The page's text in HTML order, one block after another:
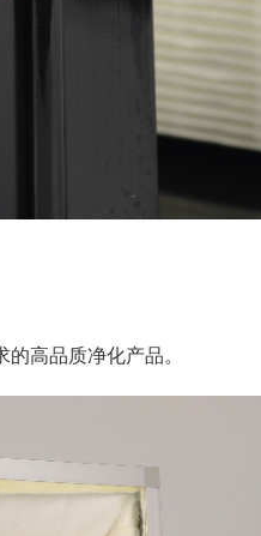
高品质净化产品。